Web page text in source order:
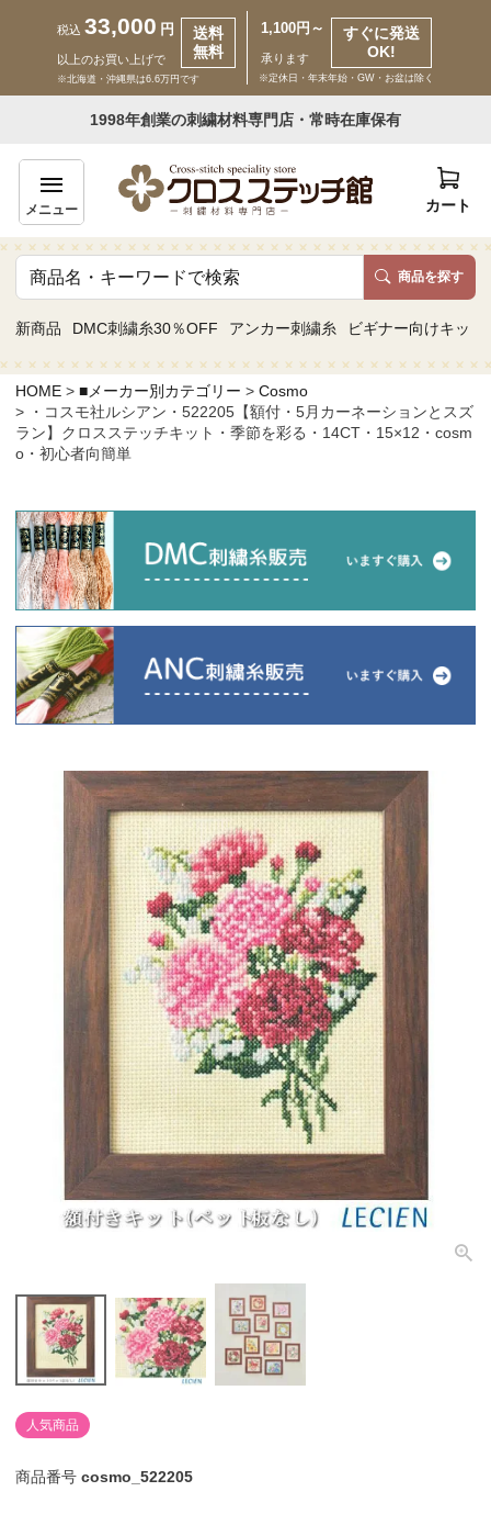
税込 33,000 円
以上のお買い上げで
送料
無料
※北海道・沖縄県は6.6万円です
1,100円～
承ります
すぐに発送
OK!
※定休日・年末年始・GW・お盆は除く
1998年創業の刺繍材料専門店・常時在庫保有
メニュー カート
商品を探す
新商品 DMC刺繍糸30％OFF アンカー刺繍糸 ビギナー向けキット
いらっしゃいませ ゲスト 様
商品一覧
カテゴリーから探す
取り扱いブランドから探す
当店について
よくあるご質問
ご利用ガイド
返品特約について
新規会員登録
会員規約について
特定商取引法について
個人情報取り扱いについて
閉じる
HOME ■メーカー別カテゴリー
Cosmo
・コスモ社ルシアン・522205【額付・5月カーネーションとスズ
ラン】クロスステッチキット・季節を彩る・14CT・15×12・cosm
o・初心者向簡単
人気商品
商品番号 cosmo_522205